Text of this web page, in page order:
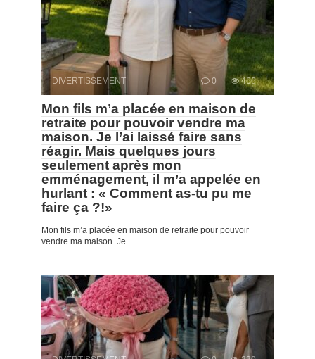
DIVERTISSEMENT 0 466
Mon fils m’a placée en maison de
retraite pour pouvoir vendre ma
maison. Je l’ai laissé faire sans
réagir. Mais quelques jours
seulement après mon
emménagement, il m’a appelée en
hurlant : « Comment as-tu pu me
faire ça ?!»
Mon fils m’a placée en maison de retraite pour pouvoir
vendre ma maison. Je